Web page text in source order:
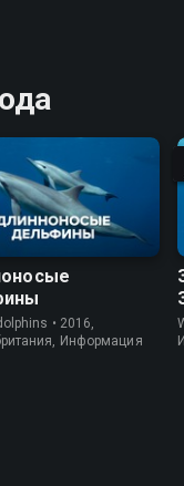
• 2016,
Информация